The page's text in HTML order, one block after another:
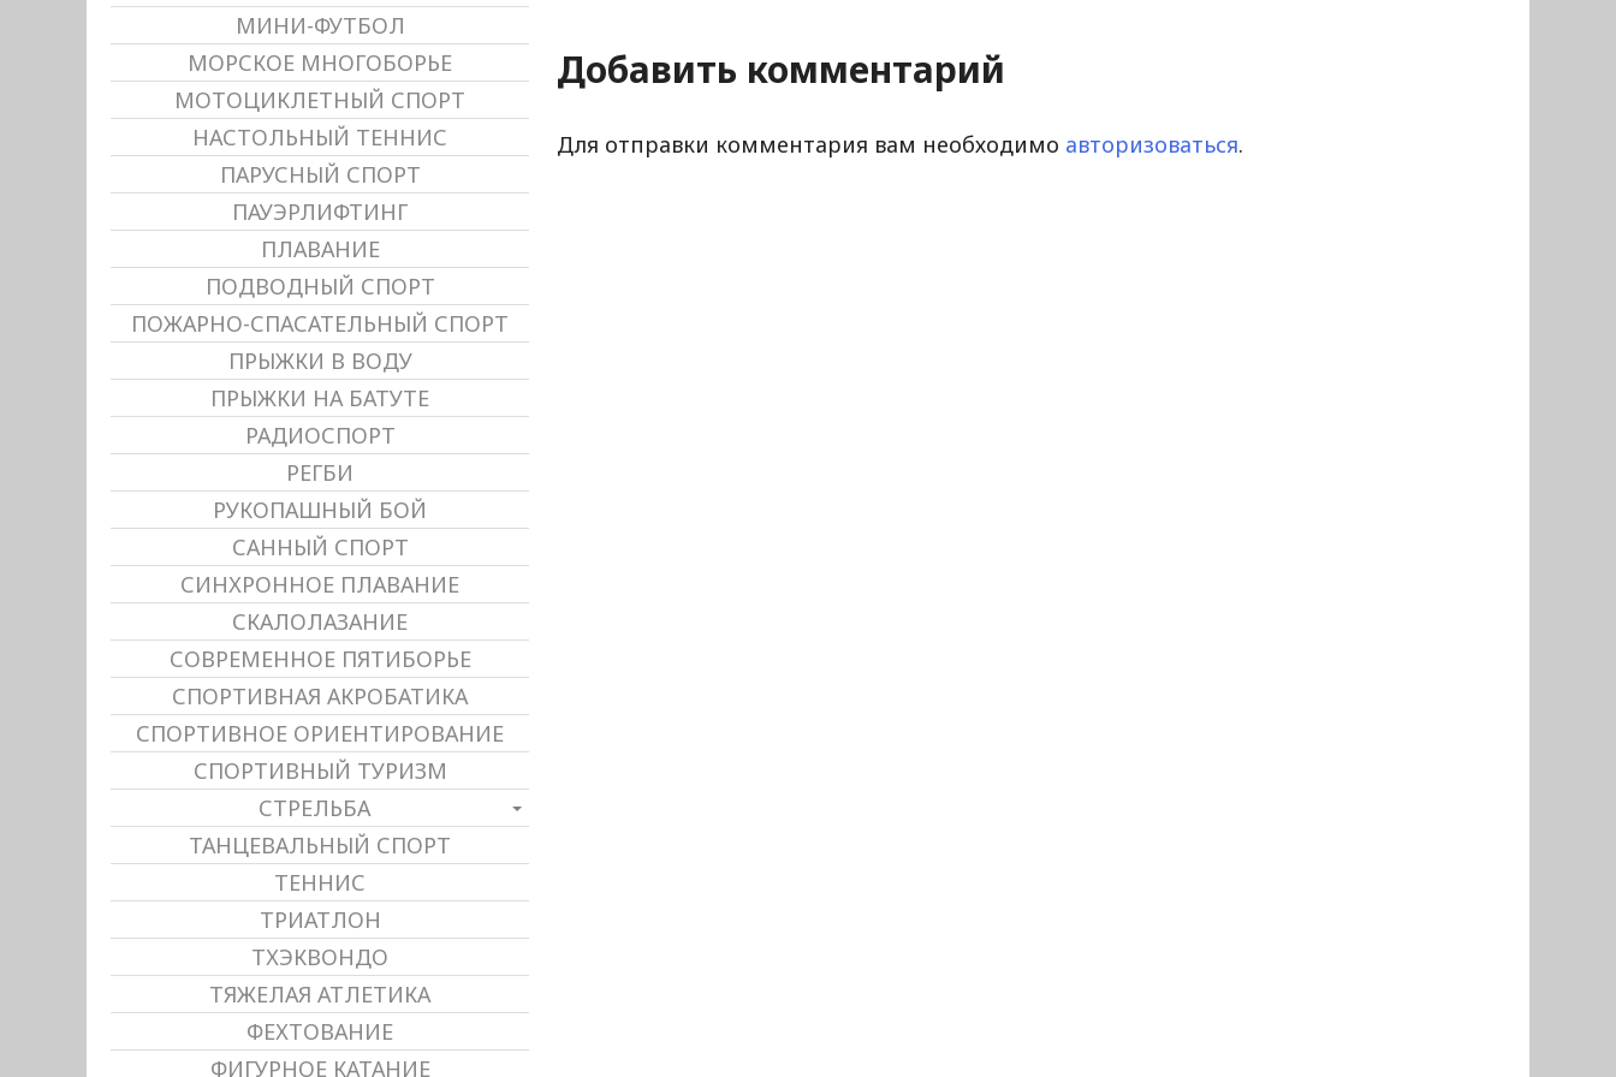
Добавить комментарий
Для отправки комментария вам необходимо авторизоваться.
МИНИ-ФУТБОЛ
МОРСКОЕ МНОГОБОРЬЕ
МОТОЦИКЛЕТНЫЙ СПОРТ
НАСТОЛЬНЫЙ ТЕННИС
ПАРУСНЫЙ СПОРТ
ПАУЭРЛИФТИНГ
ПЛАВАНИЕ
ПОДВОДНЫЙ СПОРТ
ПОЖАРНО-СПАСАТЕЛЬНЫЙ СПОРТ
ПРЫЖКИ В ВОДУ
ПРЫЖКИ НА БАТУТЕ
РАДИОСПОРТ
РЕГБИ
РУКОПАШНЫЙ БОЙ
САННЫЙ СПОРТ
СИНХРОННОЕ ПЛАВАНИЕ
СКАЛОЛАЗАНИЕ
СОВРЕМЕННОЕ ПЯТИБОРЬЕ
СПОРТИВНАЯ АКРОБАТИКА
СПОРТИВНОЕ ОРИЕНТИРОВАНИЕ
СПОРТИВНЫЙ ТУРИЗМ
СТРЕЛЬБА
ТАНЦЕВАЛЬНЫЙ СПОРТ
ТЕННИС
ТРИАТЛОН
ТХЭКВОНДО
ТЯЖЕЛАЯ АТЛЕТИКА
ФЕХТОВАНИЕ
ФИГУРНОЕ КАТАНИЕ